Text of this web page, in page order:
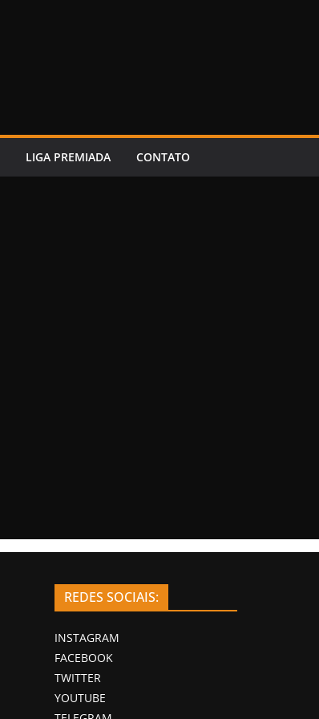
LIGA PREMIADA CONTATO
REDES SOCIAIS:
INSTAGRAM
FACEBOOK
TWITTER
YOUTUBE